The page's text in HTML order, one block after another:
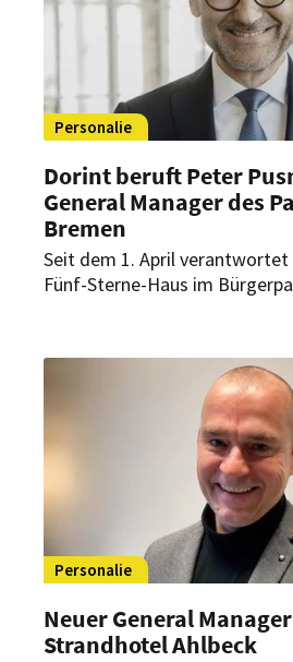
Personalie
Dorint beruft Peter
General Manager des
Bremen
Seit dem 1. April
Fünf-Sterne-Haus im
Personalie
Neuer General
Strandhotel Ahlbeck